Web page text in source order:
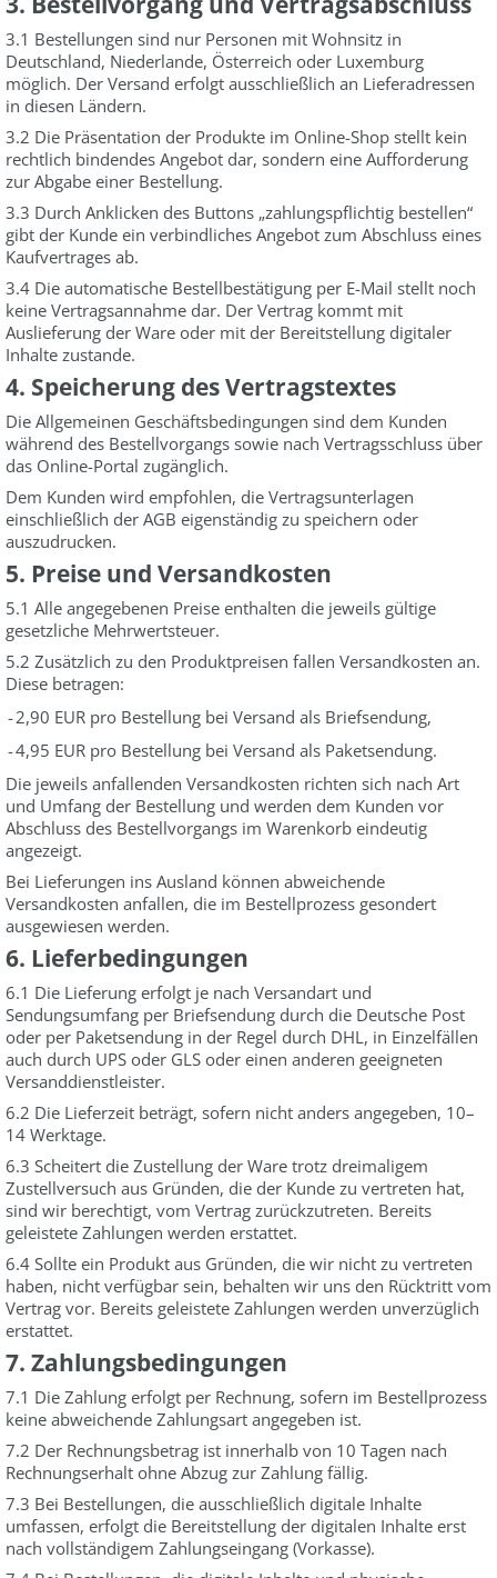
3.1 Bestellungen sind nur Personen mit Wohnsitz in
Deutschland, Niederlande, Österreich oder Luxemburg
möglich. Der Versand erfolgt ausschließlich an Lieferadressen
in diesen Ländern.
3.2 Die Präsentation der Produkte im Online-Shop stellt kein
rechtlich bindendes Angebot dar, sondern eine Aufforderung
zur Abgabe einer Bestellung.
3.3 Durch Anklicken des Buttons „zahlungspflichtig bestellen“
gibt der Kunde ein verbindliches Angebot zum Abschluss eines
Kaufvertrages ab.
3.4 Die automatische Bestellbestätigung per E-Mail stellt noch
keine Vertragsannahme dar. Der Vertrag kommt mit
Auslieferung der Ware oder mit der Bereitstellung digitaler
Inhalte zustande.
4. Speicherung des Vertragstextes
Die Allgemeinen Geschäftsbedingungen sind dem Kunden
während des Bestellvorgangs sowie nach Vertragsschluss über
das Online-Portal zugänglich.
Dem Kunden wird empfohlen, die Vertragsunterlagen
einschließlich der AGB eigenständig zu speichern oder
auszudrucken.
5. Preise und Versandkosten
5.1 Alle angegebenen Preise enthalten die jeweils gültige
gesetzliche Mehrwertsteuer.
5.2 Zusätzlich zu den Produktpreisen fallen Versandkosten an.
Diese betragen:
-2,90 EUR pro Bestellung bei Versand als Briefsendung,
-4,95 EUR pro Bestellung bei Versand als Paketsendung.
Die jeweils anfallenden Versandkosten richten sich nach Art
und Umfang der Bestellung und werden dem Kunden vor
Abschluss des Bestellvorgangs im Warenkorb eindeutig
angezeigt.
Bei Lieferungen ins Ausland können abweichende
Versandkosten anfallen, die im Bestellprozess gesondert
ausgewiesen werden.
6. Lieferbedingungen
6.1 Die Lieferung erfolgt je nach Versandart und
Sendungsumfang per Briefsendung durch die Deutsche Post
oder per Paketsendung in der Regel durch DHL, in Einzelfällen
auch durch UPS oder GLS oder einen anderen geeigneten
Versanddienstleister.
6.2 Die Lieferzeit beträgt, sofern nicht anders angegeben, 10–
14 Werktage.
6.3 Scheitert die Zustellung der Ware trotz dreimaligem
Zustellversuch aus Gründen, die der Kunde zu vertreten hat,
sind wir berechtigt, vom Vertrag zurückzutreten. Bereits
geleistete Zahlungen werden erstattet.
6.4 Sollte ein Produkt aus Gründen, die wir nicht zu vertreten
haben, nicht verfügbar sein, behalten wir uns den Rücktritt vom
Vertrag vor. Bereits geleistete Zahlungen werden unverzüglich
erstattet.
7. Zahlungsbedingungen
7.1 Die Zahlung erfolgt per Rechnung, sofern im Bestellprozess
keine abweichende Zahlungsart angegeben ist.
7.2 Der Rechnungsbetrag ist innerhalb von 10 Tagen nach
Rechnungserhalt ohne Abzug zur Zahlung fällig.
7.3 Bei Bestellungen, die ausschließlich digitale Inhalte
umfassen, erfolgt die Bereitstellung der digitalen Inhalte erst
nach vollständigem Zahlungseingang (Vorkasse).